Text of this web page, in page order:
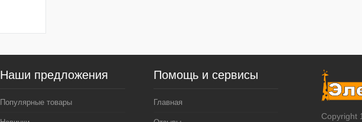
Наши предложения
Популярные товары
Помощь и сервисы
Главная
Copyright